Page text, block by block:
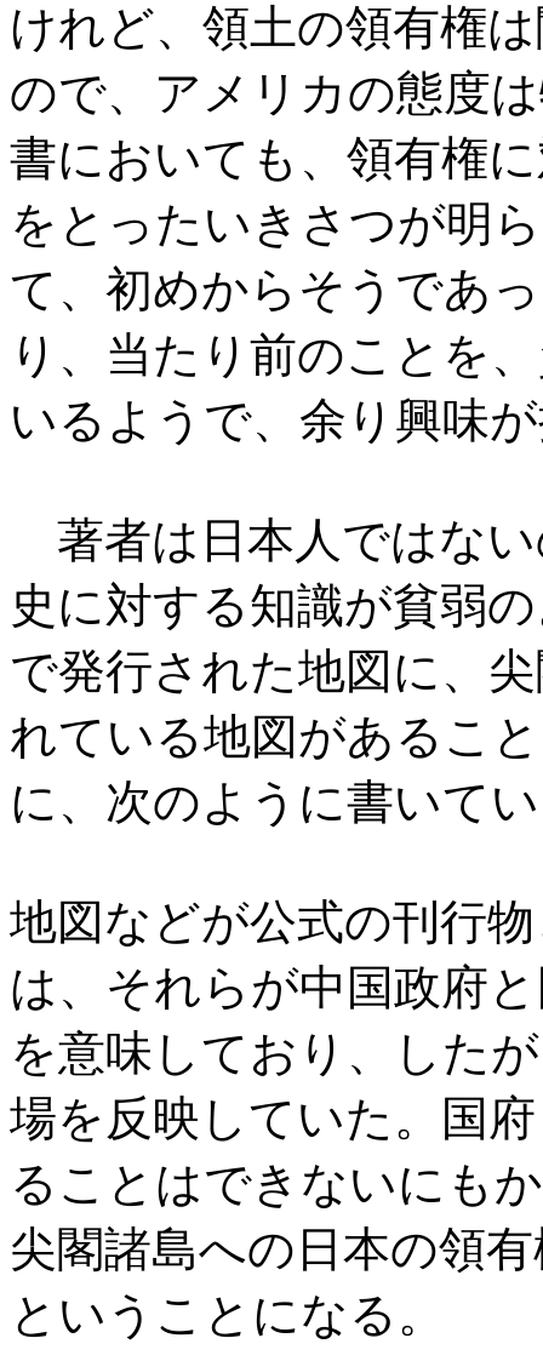
けれど、領土の領有権
ので、アメリカの態度
書においても、領有権
をとったいきさつが明
て、初めからそうであ
り、当たり前のことを
いるようで、余り興味
著者は日本人ではな
史に対する知識が貧弱
で発行された地図に、
れている地図があるこ
に、次のように書いて
地図などが公式の刊行
は、それらが中国政府
を意味しており、した
場を反映していた。国
ることはできないにも
尖閣諸島への日本の領
ということになる。